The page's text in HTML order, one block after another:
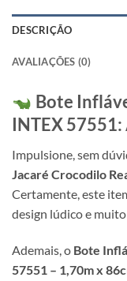
DESCRIÇÃO
AVALIAÇÕES (0)
Bote
INTEX57551:
Impulsione, sem
Jacaré Crocodilo
Certamente, este
design lúdico e
Ademais, o Bote
57551 – 1,70m x